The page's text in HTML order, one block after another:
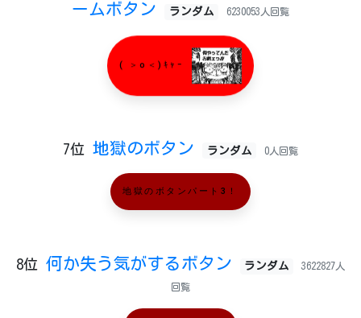
ームボタン
ランダム 6230053人回覧
( ＞o＜)ｷｬｰ
7位 地獄のボタン ランダム 0人回覧
地獄のボタンパート3！
8位 何か失う気がするボタン ランダム 3622827人
回覧